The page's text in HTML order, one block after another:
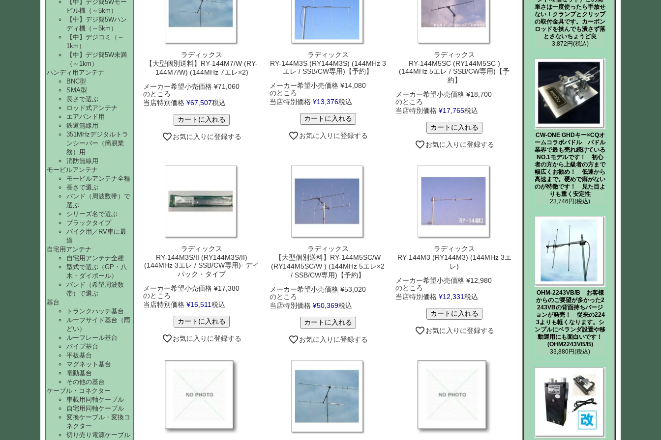
【中】デジ簡5Wモー
ビル機（～5km）
【中】デジ簡5Wハン
ディ機（～5km）
【中】デジコミ（～
1km）
【中】デジ簡5W未満
（～1km）
ハンディ用アンテナ
BNC型
SMA型
長さで選ぶ
ロッド式アンテナ
エアバンド用
鉄道無線用
351MHzデジタルトラ
ンシーバー（簡易業
務）用
消防無線用
モービルアンテナ
モービルアンテナ全種
長さで選ぶ
バンド（周波数帯）で
選ぶ
シリーズ名で選ぶ
ブラックタイプ
バイク用／RV車に最
適
自宅用アンテナ
自宅用アンテナ全種
型式で選ぶ（GP・八
木・ダイポール）
バンド（希望周波数
帯）で選ぶ
基台
トランクハッチ基台
ルーフサイド基台（雨
どい）
ルーフレール基台
パイプ基台
平板基台
マグネット基台
電動基台
その他の基台
ケーブル・コネクター
車載用同軸ケーブル
自宅用同軸ケーブル
変換ケーブル・変換コ
ネクター
切り売り電源ケーブル
ラディックス
【大型個別送料】RY-144M7/W (RY-
144M7/W) (144MHz 7エレ×2)
メーカー希望小売価格 ¥71,060
のところ
当店特別価格 ¥67,507税込
カートに入れる
お気に入りに登録する
ラディックス
RY-144M3S (RY144M3S) (144MHz 3
エレ / SSB/CW専用)【予約】
メーカー希望小売価格 ¥14,080
のところ
当店特別価格 ¥13,376税込
カートに入れる
お気に入りに登録する
ラディックス
RY-144M5SC (RY144M5SC )
(144MHz 5エレ / SSB/CW専用)【予
約】
メーカー希望小売価格 ¥18,700
のところ
当店特別価格 ¥17,765税込
カートに入れる
お気に入りに登録する
ラディックス
RY-144M3S/II (RY144M3S/II)
(144MHz 3エレ / SSB/CW専用)- デイ
パック・タイプ
メーカー希望小売価格 ¥17,380
のところ
当店特別価格 ¥16,511税込
カートに入れる
お気に入りに登録する
ラディックス
【大型個別送料】RY-144M5SC/W
(RY144M5SC/W ) (144MHz 5エレ×2
/ SSB/CW専用)【予約】
メーカー希望小売価格 ¥53,020
のところ
当店特別価格 ¥50,369税込
カートに入れる
お気に入りに登録する
ラディックス
RY-144M3 (RY144M3) (144MHz 3エ
レ)
メーカー希望小売価格 ¥12,980
のところ
当店特別価格 ¥12,331税込
カートに入れる
お気に入りに登録する
単さは一度使ったら手放せ
ない！クランプとクリップ
の取付金具です。カーボン
ロッドを挟んでも潰さず落
とさないちょうど良
3,872円(税込)
CW-ONE GHDキー×CQオ
ームコラボパドル パドル
業界で最も売れ続けている
NO.1モデルです！ 初心
者の方から上級者の方まで
幅広くお勧め！ 低速から
高速まで。硬めで癖がない
のが特徴です！ 見た目よ
りも重く安定性
23,746円(税込)
OHM-2243VB/B お客様
からのご要望が多かった2
243VBの背面持ちバージ
ョンが発売！ 従来の224
3よりも軽くなります。シ
ンプルにベランダ設置や移
動運用にも面白いです！
(OHM2243VB/B)
33,880円(税込)